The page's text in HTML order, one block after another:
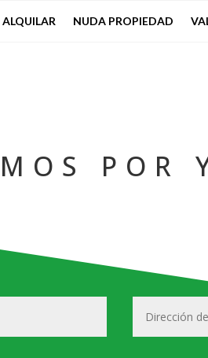
ALQUILAR NUDA PROPIEDAD
POR